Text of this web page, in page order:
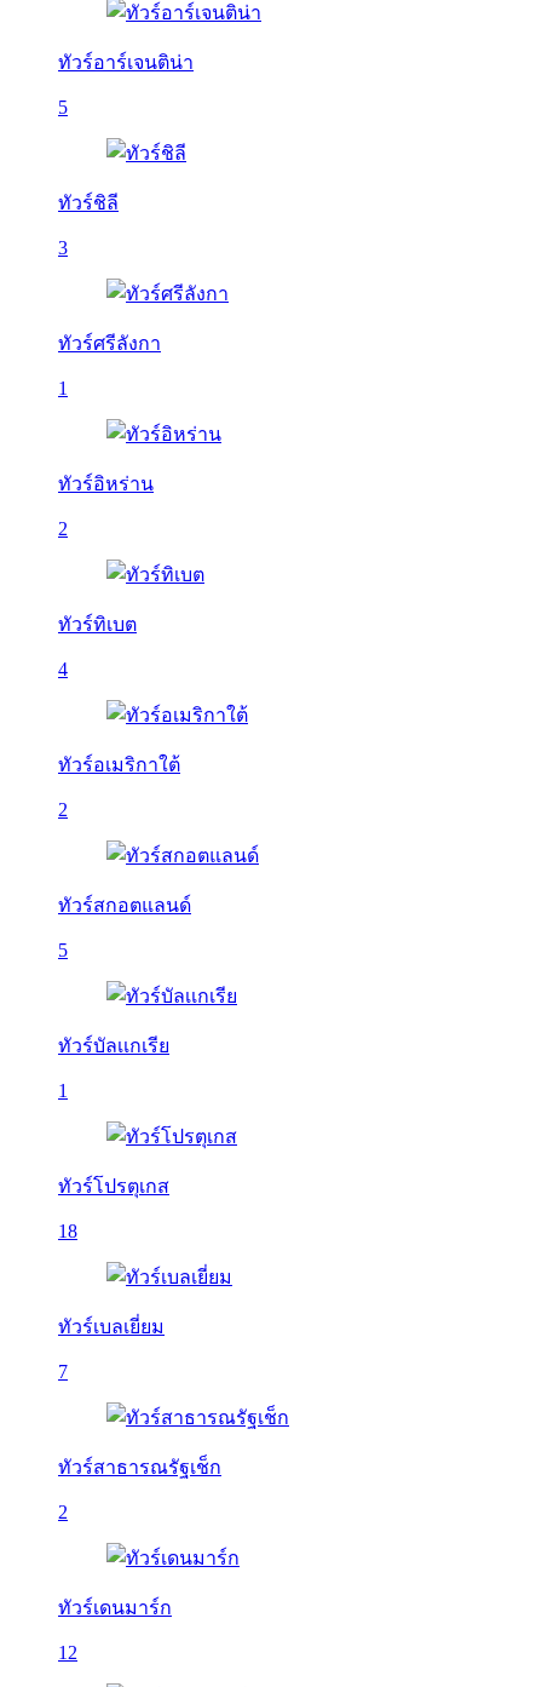
ทัวร์อาร์เจนติน่า
5
ทัวร์ชิลี
3
ทัวร์ศรีลังกา
1
ทัวร์อิหร่าน
2
ทัวร์ทิเบต
4
ทัวร์อเมริกาใต้
2
ทัวร์สกอตแลนด์
5
ทัวร์บัลเเกเรีย
1
ทัวร์โปรตุเกส
18
ทัวร์เบลเยี่ยม
7
ทัวร์สาธารณรัฐเช็ก
2
ทัวร์เดนมาร์ก
12